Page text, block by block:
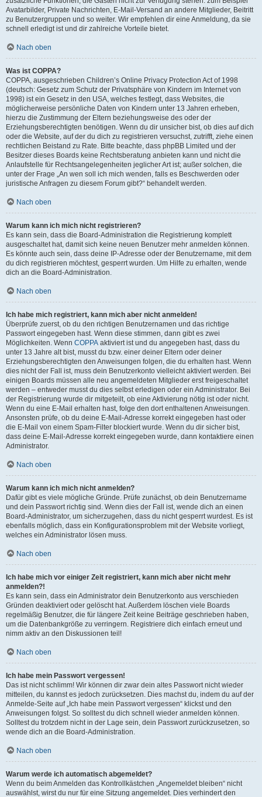
Avatarbilder, Private Nachrichten, E-Mail-Versand an andere Mitglieder, Beitritt
zu Benutzergruppen und so weiter. Wir empfehlen dir eine Anmeldung, da sie
schnell erledigt ist und dir zahlreiche Vorteile bietet.
Nach oben
Was ist COPPA?
COPPA, ausgeschrieben Children’s Online Privacy Protection Act of 1998
(deutsch: Gesetz zum Schutz der Privatsphäre von Kindern im Internet von
1998) ist ein Gesetz in den USA, welches festlegt, dass Websites, die
möglicherweise persönliche Daten von Kindern unter 13 Jahren erheben,
hierzu die Zustimmung der Eltern beziehungsweise des oder der
Erziehungsberechtigten benötigen. Wenn du dir unsicher bist, ob dies auf dich
oder die Website, auf der du dich zu registrieren versuchst, zutrifft, ziehe einen
rechtlichen Beistand zu Rate. Bitte beachte, dass phpBB Limited und der
Besitzer dieses Boards keine Rechtsberatung anbieten kann und nicht die
Anlaufstelle für Rechtsangelegenheiten jeglicher Art ist; außer solchen, die
unter der Frage „An wen soll ich mich wenden, falls es Beschwerden oder
juristische Anfragen zu diesem Forum gibt?“ behandelt werden.
Nach oben
Warum kann ich mich nicht registrieren?
Es kann sein, dass die Board-Administration die Registrierung komplett
ausgeschaltet hat, damit sich keine neuen Benutzer mehr anmelden können.
Es könnte auch sein, dass deine IP-Adresse oder der Benutzername, mit dem
du dich registrieren möchtest, gesperrt wurden. Um Hilfe zu erhalten, wende
dich an die Board-Administration.
Nach oben
Ich habe mich registriert, kann mich aber nicht anmelden!
Überprüfe zuerst, ob du den richtigen Benutzernamen und das richtige
Passwort eingegeben hast. Wenn diese stimmen, dann gibt es zwei
Möglichkeiten. Wenn COPPA aktiviert ist und du angegeben hast, dass du
unter 13 Jahre alt bist, musst du bzw. einer deiner Eltern oder deiner
Erziehungsberechtigten den Anweisungen folgen, die du erhalten hast. Wenn
dies nicht der Fall ist, muss dein Benutzerkonto vielleicht aktiviert werden. Bei
einigen Boards müssen alle neu angemeldeten Mitglieder erst freigeschaltet
werden – entweder musst du dies selbst erledigen oder ein Administrator. Bei
der Registrierung wurde dir mitgeteilt, ob eine Aktivierung nötig ist oder nicht.
Wenn du eine E-Mail erhalten hast, folge den dort enthaltenen Anweisungen.
Ansonsten prüfe, ob du deine E-Mail-Adresse korrekt eingegeben hast oder
die E-Mail von einem Spam-Filter blockiert wurde. Wenn du dir sicher bist,
dass deine E-Mail-Adresse korrekt eingegeben wurde, dann kontaktiere einen
Administrator.
Nach oben
Warum kann ich mich nicht anmelden?
Dafür gibt es viele mögliche Gründe. Prüfe zunächst, ob dein Benutzername
und dein Passwort richtig sind. Wenn dies der Fall ist, wende dich an einen
Board-Administrator, um sicherzugehen, dass du nicht gesperrt wurdest. Es ist
ebenfalls möglich, dass ein Konfigurationsproblem mit der Website vorliegt,
welches ein Administrator lösen muss.
Nach oben
Ich habe mich vor einiger Zeit registriert, kann mich aber nicht mehr
anmelden?!
Es kann sein, dass ein Administrator dein Benutzerkonto aus verschieden
Gründen deaktiviert oder gelöscht hat. Außerdem löschen viele Boards
regelmäßig Benutzer, die für längere Zeit keine Beiträge geschrieben haben,
um die Datenbankgröße zu verringern. Registriere dich einfach erneut und
nimm aktiv an den Diskussionen teil!
Nach oben
Ich habe mein Passwort vergessen!
Das ist nicht schlimm! Wir können dir zwar dein altes Passwort nicht wieder
mitteilen, du kannst es jedoch zurücksetzen. Dies machst du, indem du auf der
Anmelde-Seite auf „Ich habe mein Passwort vergessen“ klickst und den
Anweisungen folgst. So solltest du dich schnell wieder anmelden können.
Solltest du trotzdem nicht in der Lage sein, dein Passwort zurückzusetzen, so
wende dich an die Board-Administration.
Nach oben
Warum werde ich automatisch abgemeldet?
Wenn du beim Anmelden das Kontrollkästchen „Angemeldet bleiben“ nicht
auswählst, wirst du nur für eine Sitzung angemeldet. Dies verhindert den